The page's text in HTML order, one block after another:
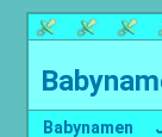
Babynamen